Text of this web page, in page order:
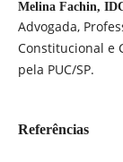
Melina Fachin,
Advogada,
Constitucional e
pela PUC/SP.
Referências